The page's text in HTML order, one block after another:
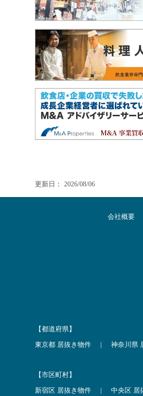
更新日： 2026/08/06
会社概要
【都道府県】
東京都 居抜き物件 神奈川県
【市区町村】
新宿区 居抜き物件 中央区 居